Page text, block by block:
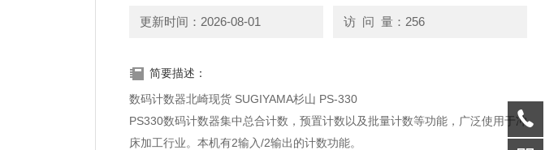
更新时间：2026-08-01 访 问 量：256
简要描述：
数码计数器北崎现货 SUGIYAMA杉山 PS-330
PS330数码计数器集中总合计数，预置计数以及批量计数等功能，广泛使用于冲
床加工行业。本机有2输入/2输出的计数功能。